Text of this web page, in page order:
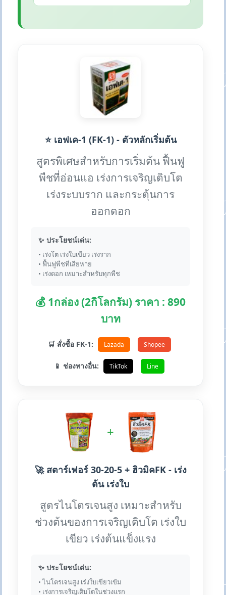
⭐ เอฟเค-1 (FK-1) - ตัวหลักเริ่มต้น
สูตรพิเศษสำหรับการเริ่มต้น ฟื้นฟู
พืชที่อ่อนแอ เร่งการเจริญเติบโต
เร่งระบบราก และกระตุ้นการ
ออกดอก
✨ ประโยชน์เด่น:
• เร่งโต เร่งใบเขียว เร่งราก
• ฟื้นฟูพืชที่เสียหาย
• เร่งดอก เหมาะสำหรับทุกพืช
💰 1กล่อง (2กิโลกรัม) ราคา : 890
บาท
🛒 สั่งซื้อ FK-1: Lazada Shopee
📱 ช่องทางอื่น: TikTok Line
+
🚀 สตาร์เฟอร์ 30-20-5 + ฮิวมิคFK - เร่ง
ต้น เร่งใบ
สูตรไนโตรเจนสูง เหมาะสำหรับ
ช่วงต้นของการเจริญเติบโต เร่งใบ
เขียว เร่งต้นแข็งแรง
✨ ประโยชน์เด่น:
• ไนโตรเจนสูง เร่งใบเขียวเข้ม
• เร่งการเจริญเติบโตในช่วงแรก